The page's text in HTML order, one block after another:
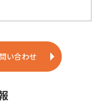
い合わせ